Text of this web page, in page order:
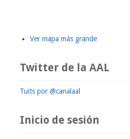
Ver mapa más grande
Twitter de la AAL
Tuits por @canalaal
Inicio de sesión